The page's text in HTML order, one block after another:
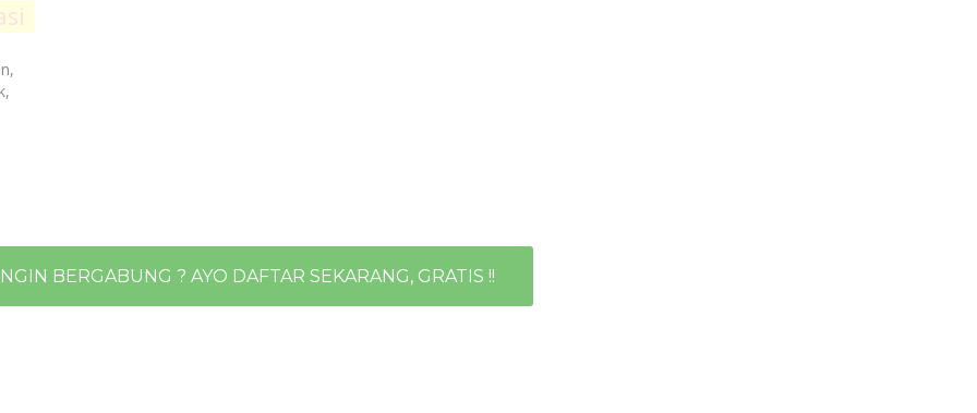
BERGABUNG ? AYO DAFTAR SEKARANG, GRATIS !!